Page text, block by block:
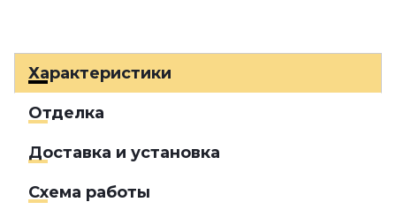
Характеристики
Отделка
Доставка и установка
Схема работы